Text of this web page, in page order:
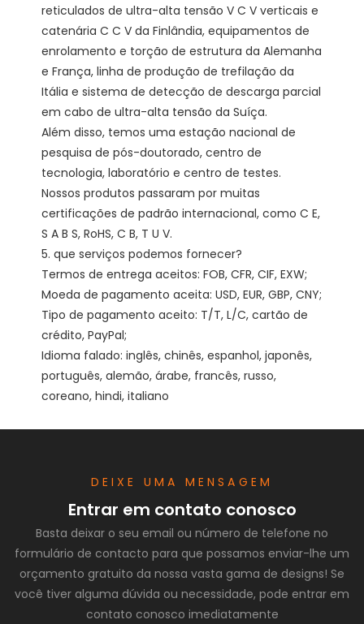
reticulados de ultra-alta tensão V C V verticais e
catenária C C V da Finlândia, equipamentos de
enrolamento e torção de estrutura da Alemanha
e França, linha de produção de trefilação da
Itália e sistema de detecção de descarga parcial
em cabo de ultra-alta tensão da Suíça.
Além disso, temos uma estação nacional de
pesquisa de pós-doutorado, centro de
tecnologia, laboratório e centro de testes.
Nossos produtos passaram por muitas
certificações de padrão internacional, como C E,
S A B S, RoHS, C B, T U V.
5. que serviços podemos fornecer?
Termos de entrega aceitos: FOB, CFR, CIF, EXW;
Moeda de pagamento aceita: USD, EUR, GBP, CNY;
Tipo de pagamento aceito: T/T, L/C, cartão de
crédito, PayPal;
Idioma falado: inglês, chinês, espanhol, japonês,
português, alemão, árabe, francês, russo,
DEIXE UMA MENSAGEM
Entrar em contato conosco
Basta deixar o seu email ou número de telefone no
formulário de contacto para que possamos enviar-lhe um
orçamento gratuito da nossa vasta gama de designs! Se
você tiver alguma dúvida ou necessidade, pode entrar em
contato conosco imediatamente